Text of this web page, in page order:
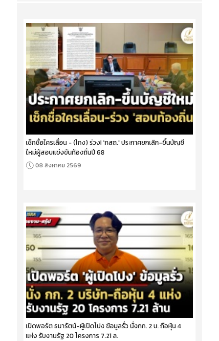
เช็กชื่อใครเลื่อน - (โกง) ร่วง! 'กสถ.' ประกาศยกเลิก-ขึ้นบัญชี
ใหม่ผู้สอบแข่งขันท้องถิ่นปี 68
08 สิงหาคม 2569
เปิดพอร์ต ธนารัตน์-ผู้เปิดโปง ข้อมูลรั่ว นั่งกก. 2 บ. ถือหุ้น 4
แห่ง รับงานรัฐ 20 โครงการ 7.21 ล.